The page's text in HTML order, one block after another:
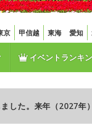
京 甲信越 東海 愛知
イベントランキ
した。来年（2027年